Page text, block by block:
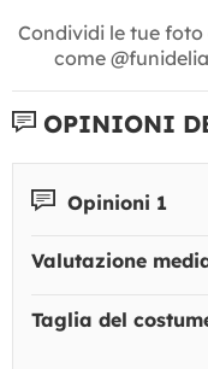
Condividi le tue foto
come
OPINIONI
Opinioni 1
Valutazione
Taglia del